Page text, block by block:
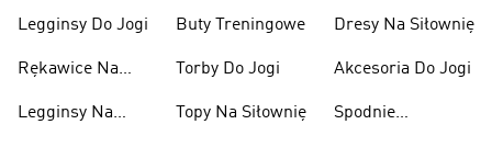
Legginsy Do Jogi
Rękawice Na
Legginsy Na
Sportowe
Buty Treningowe
Torby Do Jogi
Topy Na Siłownię
Dresy Na Siłownię
Akcesoria Do Jogi
Spodnie